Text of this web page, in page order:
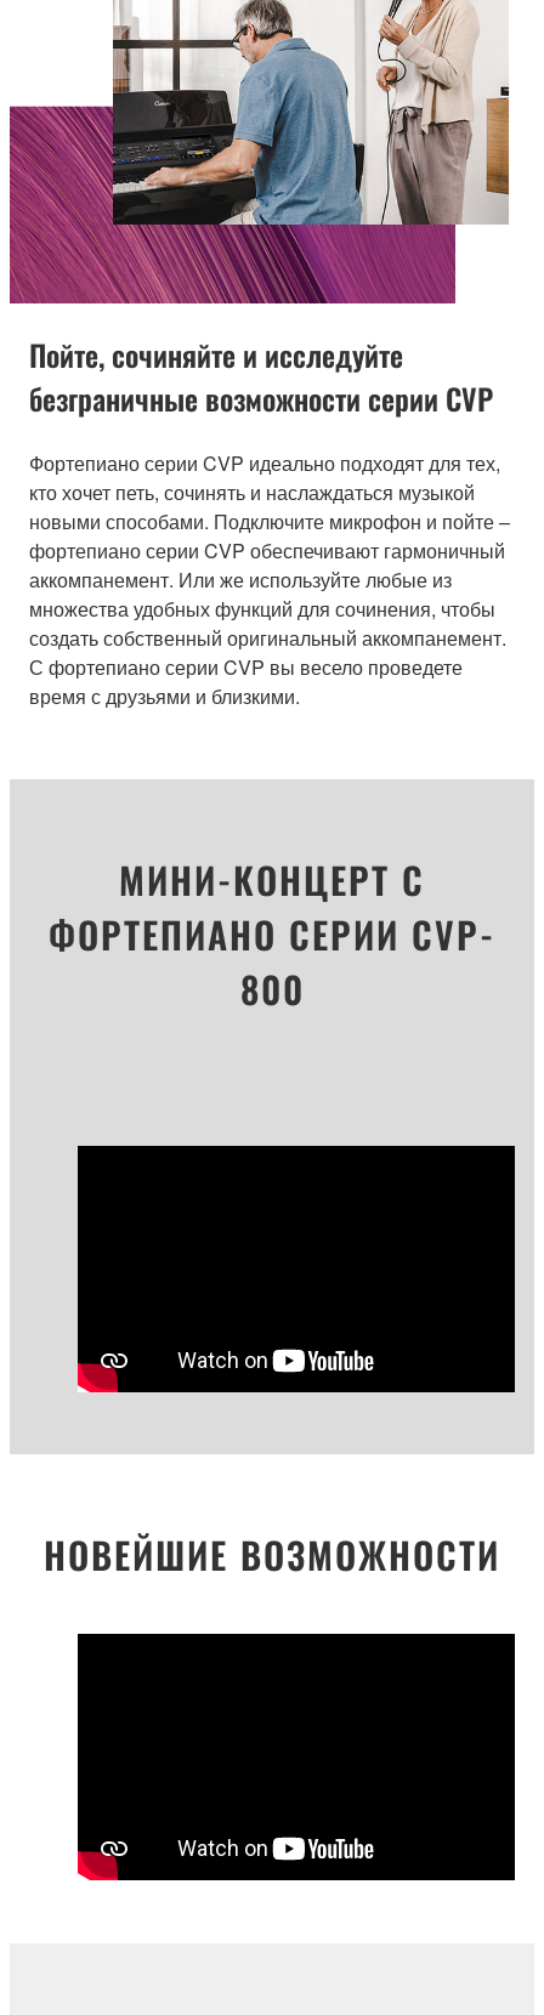
Пойте, сочиняйте и исследуйте
безграничные возможности серии CVP
Фортепиано серии CVP идеально подходят для тех,
кто хочет петь, сочинять и наслаждаться музыкой
новыми способами. Подключите микрофон и пойте –
фортепиано серии CVP обеспечивают гармоничный
аккомпанемент. Или же используйте любые из
множества удобных функций для сочинения, чтобы
создать собственный оригинальный аккомпанемент.
С фортепиано серии CVP вы весело проведете
время с друзьями и близкими.
МИНИ-КОНЦЕРТ С
ФОРТЕПИАНО СЕРИИ CVP-
800
НОВЕЙШИЕ ВОЗМОЖНОСТИ